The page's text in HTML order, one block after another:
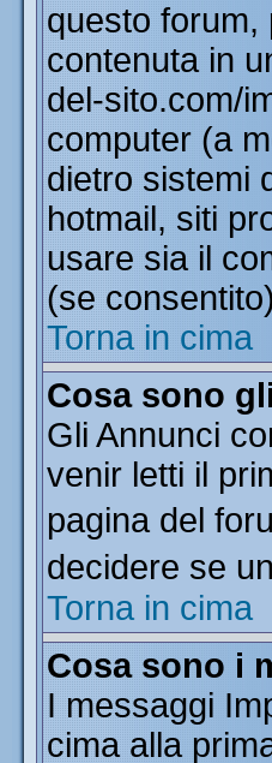
questo forum,
contenuta in
del-sito.com/
computer (a
dietro sistemi
hotmail, siti
usare sia il
(se
Torna in cima
Cosa sono
Gli Annunci
venir letti il
pagina del
decidere se
Torna in cima
Cosa sono i
I messaggi
cima alla